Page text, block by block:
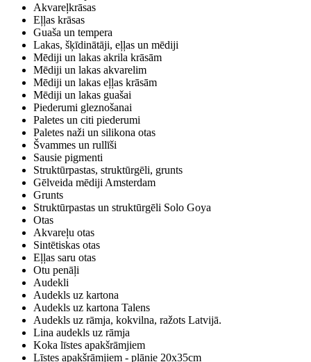
Akvareļkrāsas
Eļļas krāsas
Guaša un tempera
Lakas, šķīdinātāji, eļļas un mēdiji
Mēdiji un lakas akrila krāsām
Mēdiji un lakas akvarelim
Mēdiji un lakas eļļas krāsām
Mēdiji un lakas guašai
Piederumi gleznošanai
Paletes un citi piederumi
Paletes naži un silikona otas
Švammes un rullīši
Sausie pigmenti
Struktūrpastas, struktūrgēli, grunts
Gēlveida mēdiji Amsterdam
Grunts
Struktūrpastas un struktūrgēli Solo Goya
Otas
Akvareļu otas
Sintētiskas otas
Eļļas saru otas
Otu penāļi
Audekli
Audekls uz kartona
Audekls uz kartona Talens
Audekls uz rāmja, kokvilna, ražots Latvijā.
Lina audekls uz rāmja
Koka līstes apakšrāmjiem
Līstes apakšrāmjiem - plānie 20x35cm